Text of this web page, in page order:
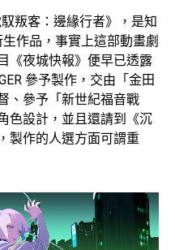
叛客：邊緣行者》，是知
作品，事實上這部動畫劇
《夜城快報》便早已透露
參予製作，交由「金田
、參予「新世紀福音戰
色設計，並且還請到《沉
製作的人選方面可謂重